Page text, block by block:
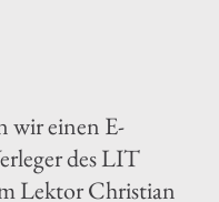
wir einen E-
des LIT
Lektor Christian